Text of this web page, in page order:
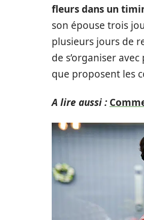
fleurs dans un
son épouse trois
plusieurs jours de
de s’organiser
que proposent les
A lire aussi :